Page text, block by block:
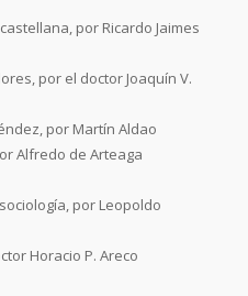
por Ricardo Jaimes
por el doctor Joaquín V.
por Martín Aldao
Alfredo de Arteaga
por Leopoldo
Horacio P. Areco